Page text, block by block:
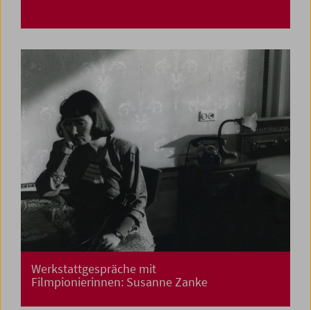
Werkstattgespräche mit
Filmpionierinnen: Susanne Zanke